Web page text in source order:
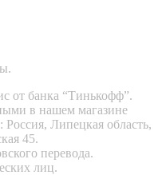
от банка “Тинькофф”.
в нашем магазине
Липецкая область,
45.
перевода.
лиц.